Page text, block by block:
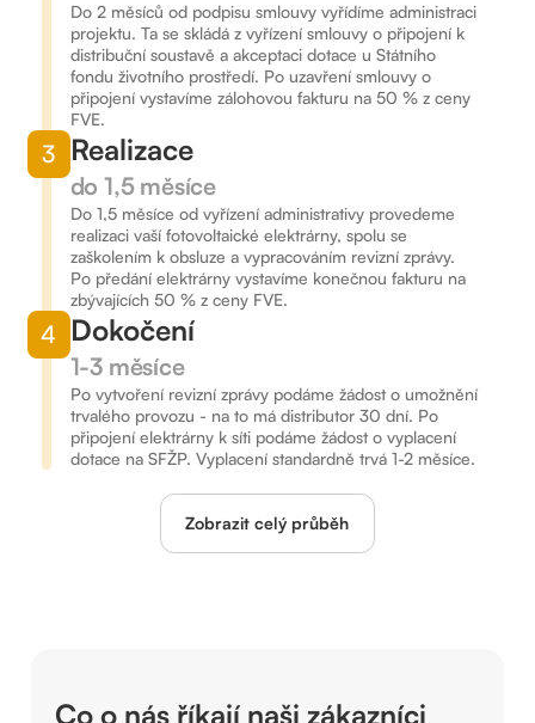
Do 2 měsíců od podpisu smlouvy vyřídíme administraci
projektu. Ta se skládá z vyřízení smlouvy o připojení k
distribuční soustavě a akceptaci dotace u Státního
fondu životního prostředí. Po uzavření smlouvy o
připojení vystavíme zálohovou fakturu na 50 % z ceny
FVE.
3 Realizace
do 1,5 měsíce
Do 1,5 měsíce od vyřízení administrativy provedeme
realizaci vaší fotovoltaické elektrárny, spolu se
zaškolením k obsluze a vypracováním revizní zprávy.
Po předání elektrárny vystavíme konečnou fakturu na
zbývajících 50 % z ceny FVE.
4 Dokočení
1-3 měsíce
Po vytvoření revizní zprávy podáme žádost o umožnění
trvalého provozu - na to má distributor 30 dní. Po
připojení elektrárny k síti podáme žádost o vyplacení
dotace na SFŽP. Vyplacení standardně trvá 1-2 měsíce.
Zobrazit celý průběh
Co o nás říkají naši zákazníci